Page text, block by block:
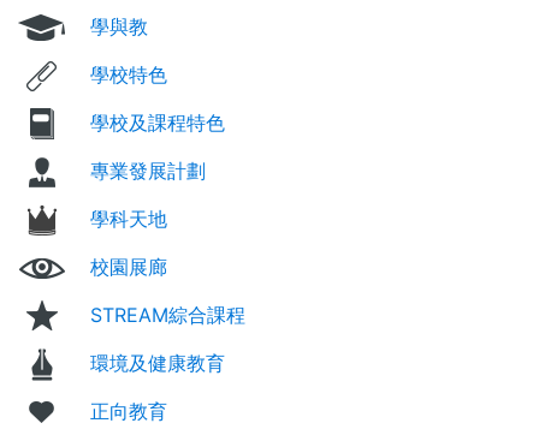
學與教
學校特色
學校及課程特色
專業發展計劃
學科天地
校園展廊
STREAM綜合課程
環境及健康教育
正向教育